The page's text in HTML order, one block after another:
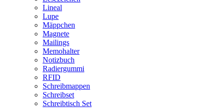
Lineal
Lupe
Mäppchen
Magnete
Mailings
Memohalter
Notizbuch
Radiergummi
RFID
Schreibmappen
Schreibset
Schreibtisch Set